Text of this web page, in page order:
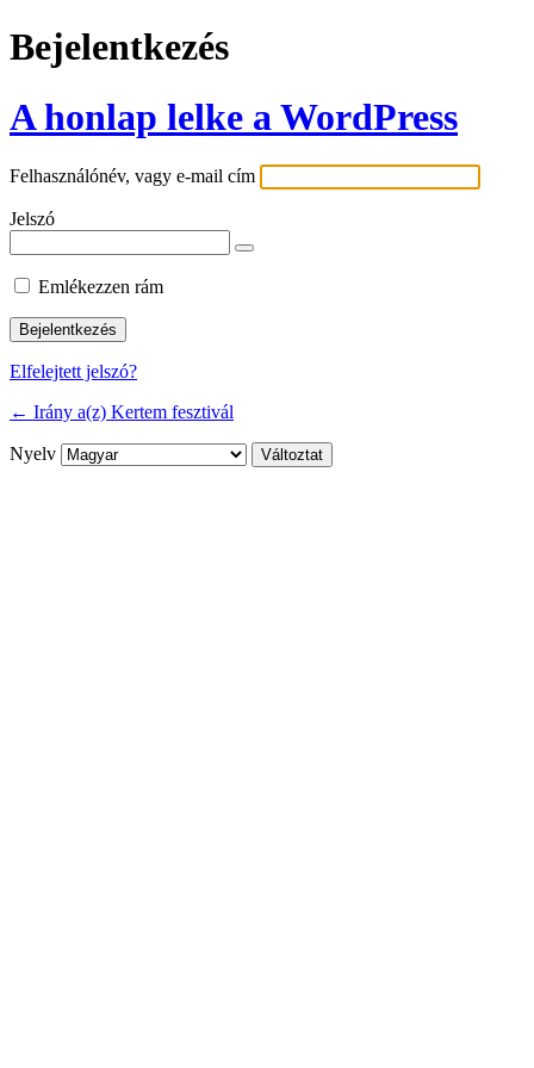
Bejelentkezés
A honlap lelke a WordPress
Felhasználónév, vagy e-mail cím
Jelszó
Emlékezzen rám
Elfelejtett jelszó?
← Irány a(z) Kertem fesztivál
Nyelv